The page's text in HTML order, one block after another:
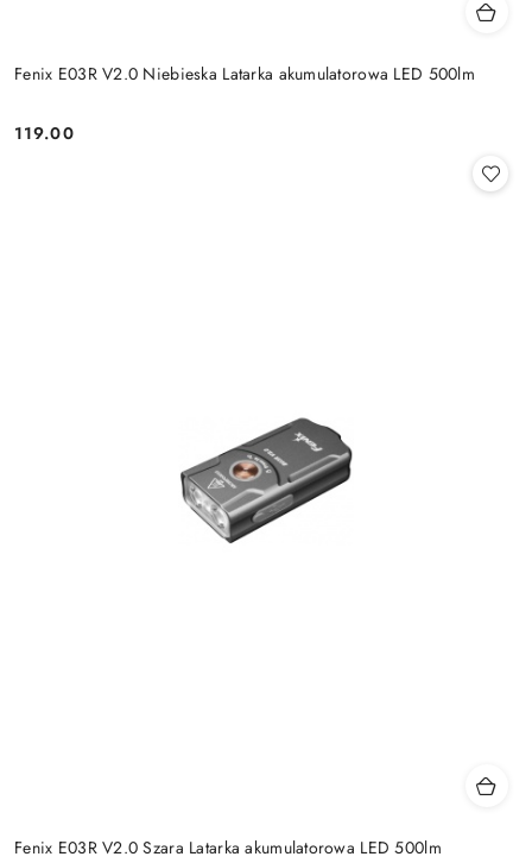
Fenix E03R V2.0 Niebieska Latarka akumulatorowa LED 500lm
Cena:
119.00
Fenix E03R V2.0 Szara Latarka akumulatorowa LED 500lm